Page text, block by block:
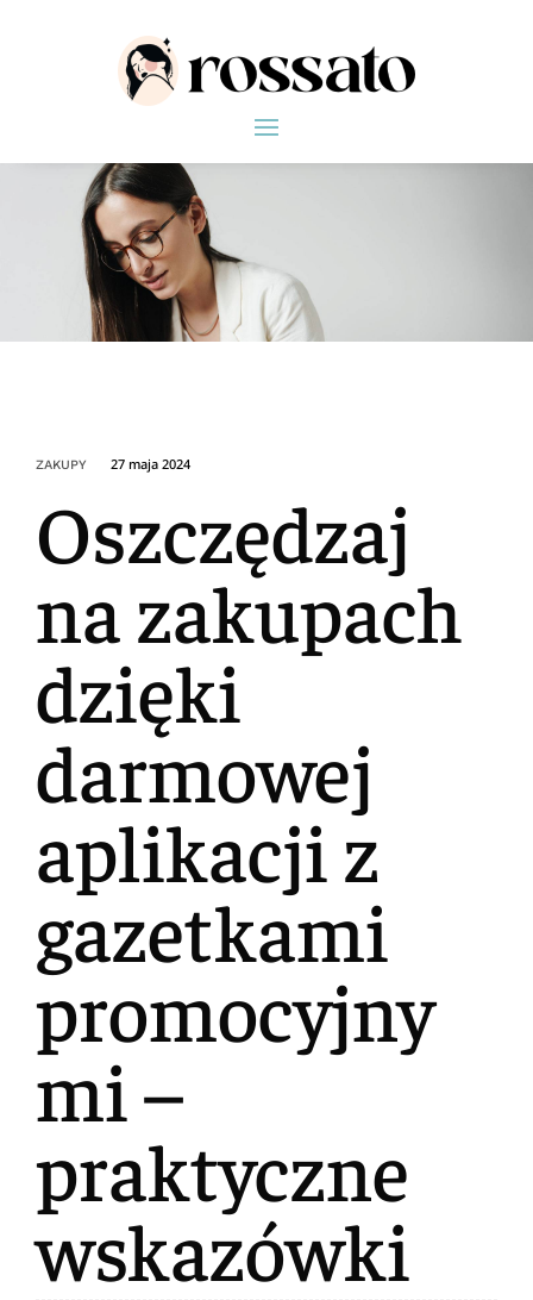
ZAKUPY 27 maja 2024
Oszczędzaj
na zakupach
dzięki
darmowej
aplikacji z
gazetkami
promocyjny
mi –
praktyczne
wskazówki